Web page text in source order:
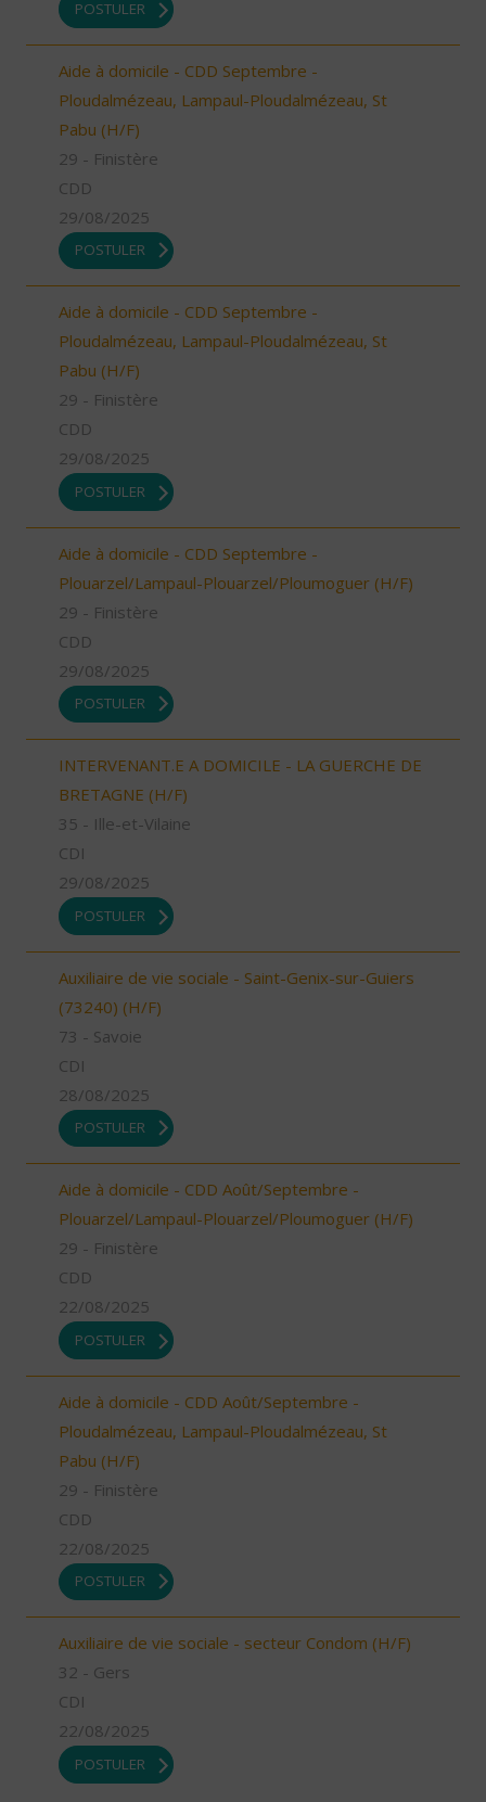
POSTULER
Aide à domicile - CDD Septembre -
Ploudalmézeau, Lampaul-Ploudalmézeau, St
Pabu (H/F)
29 - Finistère
CDD
29/08/2025
POSTULER
Aide à domicile - CDD Septembre -
Ploudalmézeau, Lampaul-Ploudalmézeau, St
Pabu (H/F)
29 - Finistère
CDD
29/08/2025
POSTULER
Aide à domicile - CDD Septembre -
Plouarzel/Lampaul-Plouarzel/Ploumoguer (H/F)
29 - Finistère
CDD
29/08/2025
POSTULER
INTERVENANT.E A DOMICILE - LA GUERCHE DE
BRETAGNE (H/F)
35 - Ille-et-Vilaine
CDI
29/08/2025
POSTULER
Auxiliaire de vie sociale - Saint-Genix-sur-Guiers
(73240) (H/F)
73 - Savoie
CDI
28/08/2025
POSTULER
Aide à domicile - CDD Août/Septembre -
Plouarzel/Lampaul-Plouarzel/Ploumoguer (H/F)
29 - Finistère
CDD
22/08/2025
POSTULER
Aide à domicile - CDD Août/Septembre -
Ploudalmézeau, Lampaul-Ploudalmézeau, St
Pabu (H/F)
29 - Finistère
CDD
22/08/2025
POSTULER
Auxiliaire de vie sociale - secteur Condom (H/F)
32 - Gers
CDI
22/08/2025
POSTULER